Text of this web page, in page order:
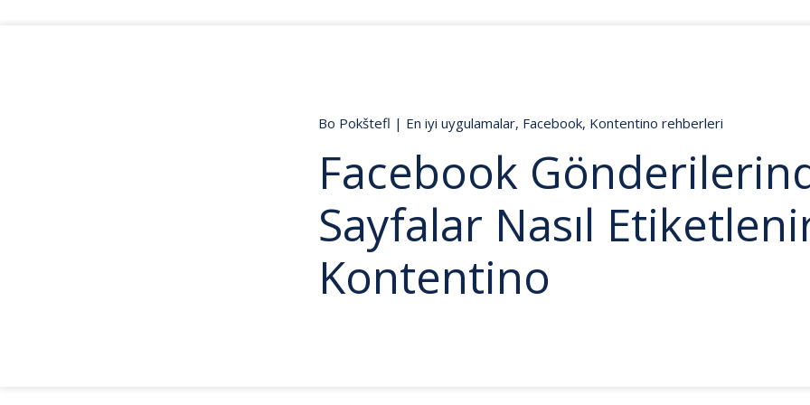
Bo Pokštefl | En iyi uygulamalar, Facebook, Kontentino rehberleri
Facebook
Sayfalar Nasıl
Kontentino